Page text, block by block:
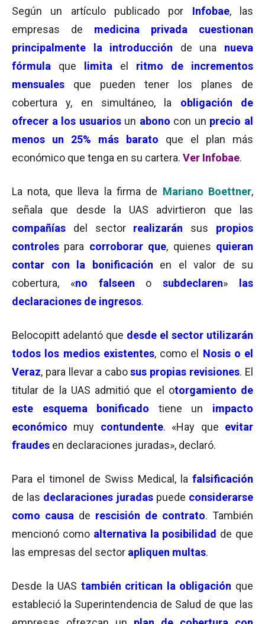
Según un artículo publicado por Infobae, las
empresas de medicina privada
cuestionan
principalmente la introducción de una nueva
fórmula que limita el ritmo de incrementos
mensuales
que pueden tener los planes de
cobertura y, en simultáneo, la obligación de
ofrecer a los usuariosun abono con un precio al
menos un 25% más barato que el plan más
económico que tenga en su cartera. Ver Infobae.
La nota, que lleva la firma de Mariano Boettner,
señala que desde la UAS advirtieron que las
compañías del sector realizarán sus propios
controles para corroborar que, quienes quieran
contar con la bonificación en el valor de su
cobertura, «no falseen osubdeclaren»
las
declaraciones de ingresos.
Belocopitt adelantó que desde el sector utilizarán
todos los medios existentes, como el
Nosis o el
Veraz, para llevar a cabosus propias revisiones. El
titular de la UAS admitió que el otorgamiento de
este esquema bonificado tiene un impacto
económico muy contundente. «Hay que evitar
fraudes en declaraciones juradas», declaró.
Para el timonel de Swiss Medical, la falsificación
de las declaraciones juradaspuede considerarse
como causa de rescisión de contrato. También
mencionó como alternativa la posibilidad de que
las empresas del sector apliquen multas.
Desde la UAS también critican la obligación que
estableció la Superintendencia de Salud de que las